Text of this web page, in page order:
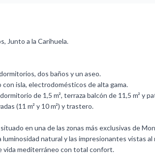
Junto a la Carihuela.
dos baños y un aseo.
isla, electrodomésticos de alta gama.
de 1,5 m², terraza balcón de 11,5 m² y
(11 m² y 10 m²) y trastero.
en una de las zonas más exclusivas de
natural y las impresionantes vistas
vida mediterráneo con total confort.